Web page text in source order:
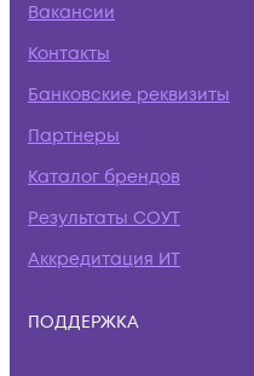
Вакансии
Контакты
Банковские реквизиты
Партнеры
Каталог брендов
Результаты СОУТ
Аккредитация ИТ
ПОДДЕРЖКА